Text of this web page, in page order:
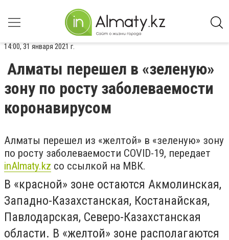
14:00, 31 января 2021 г.
Алматы перешел в «зеленую»
зону по росту заболеваемости
коронавирусом
Алматы перешел из «желтой» в «зеленую» зону
по росту заболеваемости COVID-19, передает
inAlmaty.kz со ссылкой на МВК.
В «красной» зоне остаются Акмолинская,
Западно-Казахстанская, Костанайская,
Павлодарская, Северо-Казахстанская
области. В «желтой» зоне располагаются